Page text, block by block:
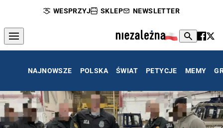
WESPRZYJ SKLEP NEWSLETTER
NAJNOWSZE POLSKA ŚWIAT PETYCJE MEMY